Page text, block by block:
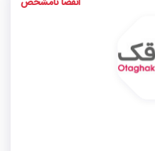
انقضا نامشخص